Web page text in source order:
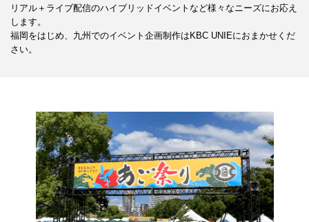
リアル＋ライブ配信のハイブリッドイベントなど様々なニーズにお応え
します。
福岡をはじめ、九州でのイベント企画制作はKBC UNIEにおまかせくだ
さい。